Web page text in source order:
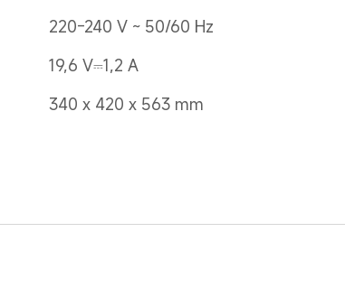
220-240 V ~ 50/60 Hz
19,6 V⎓1,2 A
340 x 420 x 563 mm